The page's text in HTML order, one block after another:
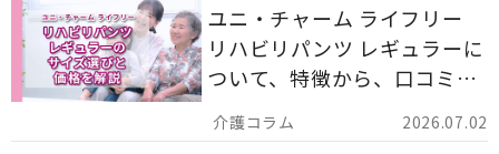
2026.07.02
ユニ・チャーム ライフリー
リハビリパンツ レギュラーに
ついて、特徴から、口コミ、
災害備蓄としての活用法まで
分かりやすく解説します。